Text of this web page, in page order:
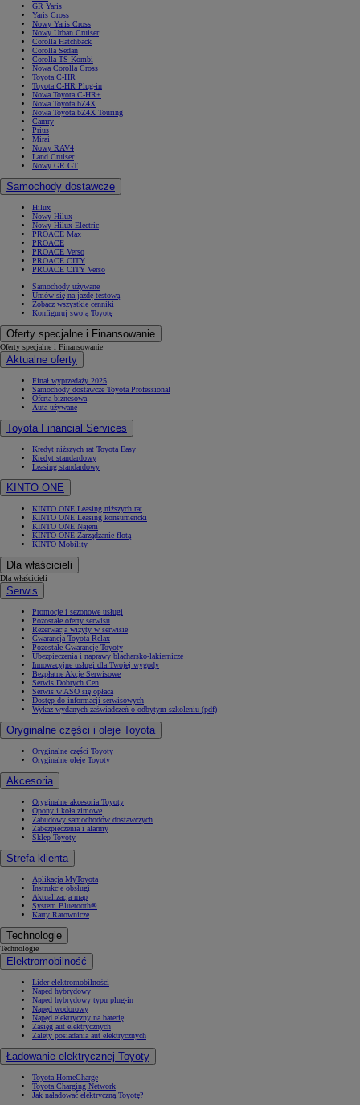
GR Yaris
Yaris Cross
Nowy Yaris Cross
Nowy Urban Cruiser
Corolla Hatchback
Corolla Sedan
Corolla TS Kombi
Nowa Corolla Cross
Toyota C-HR
Toyota C-HR Plug-in
Nowa Toyota C-HR+
Nowa Toyota bZ4X
Nowa Toyota bZ4X Touring
Camry
Prius
Mirai
Nowy RAV4
Land Cruiser
Nowy GR GT
Samochody dostawcze
Hilux
Nowy Hilux
Nowy Hilux Electric
PROACE Max
PROACE
PROACE Verso
PROACE CITY
PROACE CITY Verso
Samochody używane
Umów się na jazdę testową
Zobacz wszystkie cenniki
Konfiguruj swoją Toyotę
Oferty specjalne i Finansowanie
Oferty specjalne i Finansowanie
Aktualne oferty
Finał wyprzedaży 2025
Samochody dostawcze Toyota Professional
Oferta biznesowa
Auta używane
Toyota Financial Services
Kredyt niższych rat Toyota Easy
Kredyt standardowy
Leasing standardowy
KINTO ONE
KINTO ONE Leasing niższych rat
KINTO ONE Leasing konsumencki
KINTO ONE Najem
KINTO ONE Zarządzanie flotą
KINTO Mobility
Dla właścicieli
Dla właścicieli
Serwis
Promocje i sezonowe usługi
Pozostałe oferty serwisu
Rezerwacja wizyty w serwisie
Gwarancja Toyota Relax
Pozostałe Gwarancje Toyoty
Ubezpieczenia i naprawy blacharsko-lakiernicze
Innowacyjne usługi dla Twojej wygody
Bezpłatne Akcje Serwisowe
Serwis Dobrych Cen
Serwis w ASO się opłaca
Dostęp do informacji serwisowych
Wykaz wydanych zaświadczeń o odbytym szkoleniu (pdf)
Oryginalne części i oleje Toyota
Oryginalne części Toyoty
Oryginalne oleje Toyoty
Akcesoria
Oryginalne akcesoria Toyoty
Opony i koła zimowe
Zabudowy samochodów dostawczych
Zabezpieczenia i alarmy
Sklep Toyoty
Strefa klienta
Aplikacja MyToyota
Instrukcje obsługi
Aktualizacja map
System Bluetooth®
Karty Ratownicze
Technologie
Technologie
Elektromobilność
Lider elektromobilności
Napęd hybrydowy
Napęd hybrydowy typu plug-in
Napęd wodorowy
Napęd elektryczny na baterię
Zasięg aut elektrycznych
Zalety posiadania aut elektrycznych
Ładowanie elektrycznej Toyoty
Toyota HomeCharge
Toyota Charging Network
Jak naładować elektryczną Toyotę?